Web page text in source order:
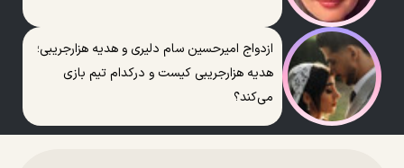
ازدواج امیرحسین سام دلیری و هدیه هزارجریبی؛
هدیه هزارجریبی کیست و درکدام تیم بازی
می‌کند؟